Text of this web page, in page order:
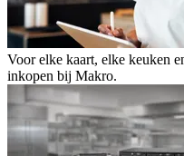
Voor elke kaart, elke keuken
inkopen bij Makro.